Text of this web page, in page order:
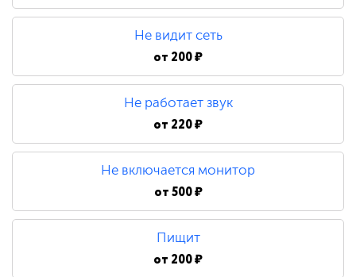
480 ₽
Замена процессора
790 ₽
Не видит сеть
от 200 ₽
Не работает звук
от 220 ₽
Не включается монитор
от500 ₽
Пищит
от 200 ₽